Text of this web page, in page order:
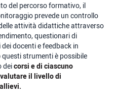
del percorso formativo, il
prevede un controllo
attività didattiche attraverso
questionari di
docenti e feedback in
strumenti è possibile
deicorsi e di ciascuno
il livello di